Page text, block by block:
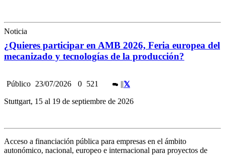
Noticia
¿Quieres participar en AMB 2026, Feria europea del
mecanizado y tecnologías de la producción?
Público 23/07/2026 0 521 ||
Stuttgart, 15 al 19 de septiembre de 2026
Acceso a financiación pública para empresas en el ámbito
autonómico, nacional, europeo e internacional para proyectos de